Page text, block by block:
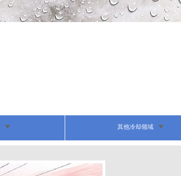
其他冷却领域